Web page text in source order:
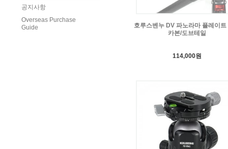
공지사항
Overseas Purchase
Guide
호루스벤누 DV 파노라마 플레이트
카본/도브테일
114,000원